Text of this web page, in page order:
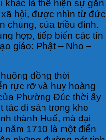
khác là thể hiện sự gắn
hội, được nhìn từ đức
chúng, của triều đình.
hợp, tiếp biến các tín
giáo: Phật – Nho –
đồng thời
rực rỡ và huy hoàng
Phường Đúc thời ấy
tác di sản trong kho
thành Huế, mà đại
năm 1710 là một điển